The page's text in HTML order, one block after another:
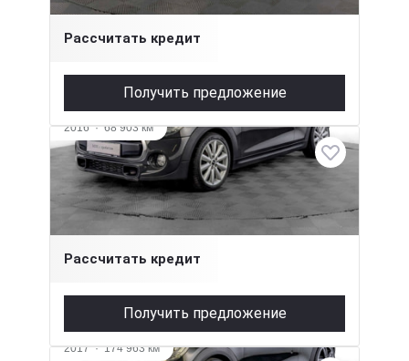
Рассчитать кредит
Получить предложение
2016·68 903 км
MINI Hatch
2 л (192 л.с.), АКПП, бензин, передний
2 010 000 ₽
Рассчитать кредит
Получить предложение
2017·174 963 км